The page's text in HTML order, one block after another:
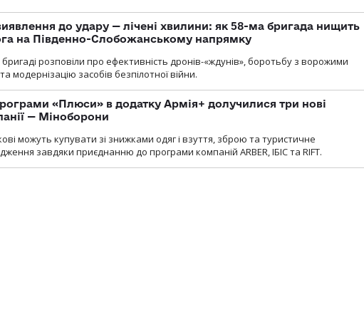
до удару — лічені хвилини: як 58-ма бригада нищить
на Південно-Слобожанському напрямку
бригаді розповіли про ефективність дронів-«ждунів», боротьбу з ворожими
модернізацію засобів безпілотної війни.
«Плюси» в додатку Армія+ долучилися три нові
— Міноборони
можуть купувати зі знижками одяг і взуття, зброю та туристичне
завдяки приєднанню до програми компаній ARBER, ІБІС та RIFT.